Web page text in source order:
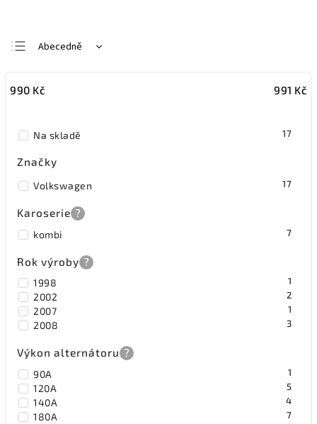
Abecedně
Nejdražší
990 Kč 991 Kč
Na skladě 17
Značky
Volkswagen 17
Karoserie ?
kombi 7
Rok výroby ?
1998 1
2002 2
2007 1
2008 3
Výkon alternátoru ?
90A 1
120A 5
140A 4
180A 7